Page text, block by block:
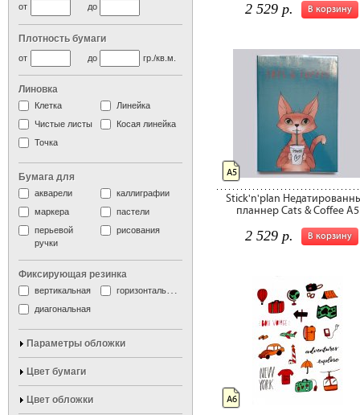
В корзину
2 529 р.
Stick'n'plan
планнер Cats & Coffee А5
В корзину
2 529 р.
А5
А6
до
от
Плотность бумаги
до
от гр./кв.м.
Линовка
Клетка
Линейка
Чистые листы
Косая линейка
Точка
Бумага для
акварели
каллиграфии
маркера
пастели
перьевой
ручки
рисования
Фиксирующая резинка
вертикальная
горизонтальная
диагональная
Параметры обложки
Цвет бумаги
Цвет обложки